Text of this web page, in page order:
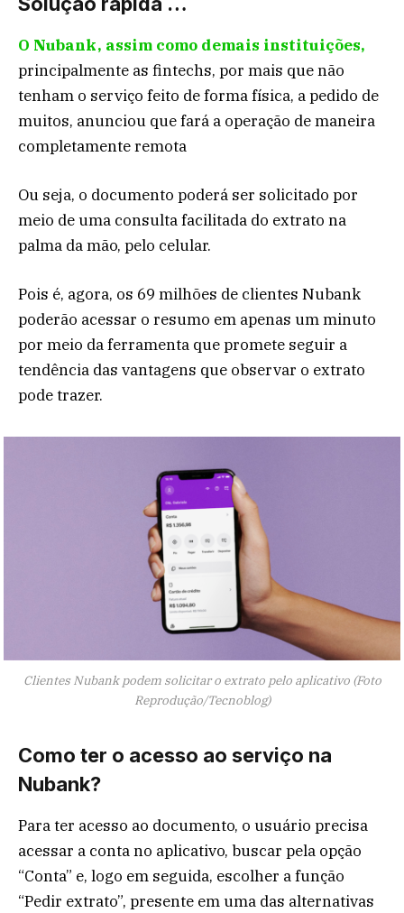
O Nubank, assim como demais instituições,
principalmente as fintechs, por mais que não
tenham o serviço feito de forma física, a pedido de
muitos, anunciou que fará a operação de maneira
completamente remota
Ou seja, o documento poderá ser solicitado por
meio de uma consulta facilitada do extrato na
palma da mão, pelo celular.
Pois é, agora, os 69 milhões de clientes Nubank
poderão acessar o resumo em apenas um minuto
por meio da ferramenta que promete seguir a
tendência das vantagens que observar o extrato
pode trazer.
Clientes Nubank podem solicitar o extrato pelo aplicativo (Foto
Reprodução/Tecnoblog)
Como ter o acesso ao serviço na
Nubank?
Para ter acesso ao documento, o usuário precisa
acessar a conta no aplicativo, buscar pela opção
“Conta” e, logo em seguida, escolher a função
“Pedir extrato”, presente em uma das alternativas